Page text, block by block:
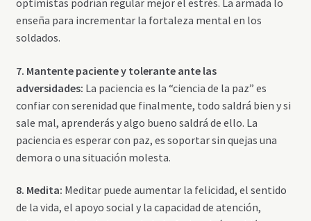
optimistas podrían regular mejor el estrés. La armada lo
enseña para incrementar la fortaleza mental en los
soldados.
7. Mantente paciente y tolerante ante las
adversidades: La paciencia es la “ciencia de la paz” es
confiar con serenidad que finalmente, todo saldrá bien y si
sale mal, aprenderás y algo bueno saldrá de ello. La
paciencia es esperar con paz, es soportar sin quejas una
demora o una situación molesta.
8. Medita: Meditar puede aumentar la felicidad, el sentido
de la vida, el apoyo social y la capacidad de atención,